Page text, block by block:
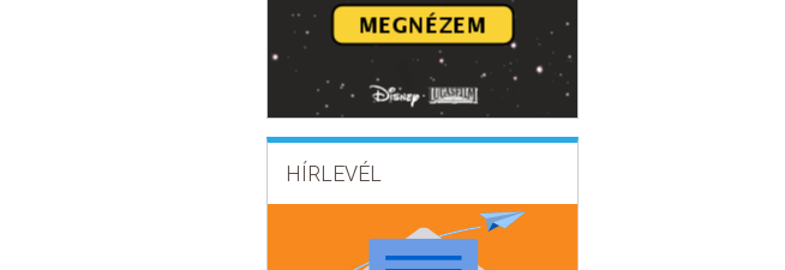
HÍRLEVÉL